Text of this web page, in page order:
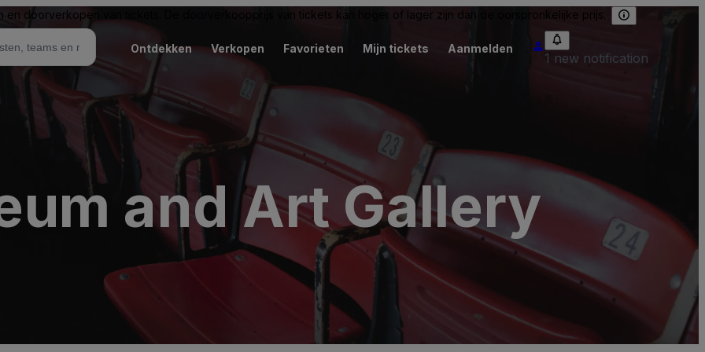
en doorverkopen van tickets. De doorverkoopprijs van tickets kan hoger of lager zijn dan de oorspronkelijke prijs.
Ontdekken Verkopen Favorieten Mijn tickets Aanmelden
1 new notification
and Art Gallery